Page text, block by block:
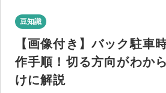
豆知識
【画像付き】バック駐車
作手順！切る方向がわか
けに解説